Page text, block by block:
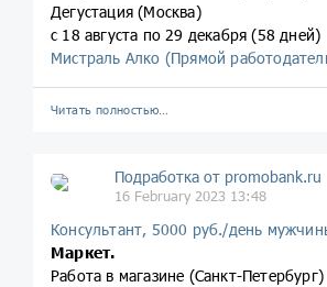
Дегустация (Москва)
с 18 августа по 29 декабря (58 дней)
Мистраль Алко (Прямой
Читать полностью…
Подработка от promobank.ru
16 February 2023 13:48
Консультант, 5000 руб./день
Маркет.
Работа в магазине (Санкт-Петербург)